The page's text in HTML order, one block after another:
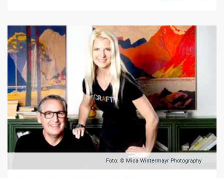
Foto: © Mica Wintermayr Photography